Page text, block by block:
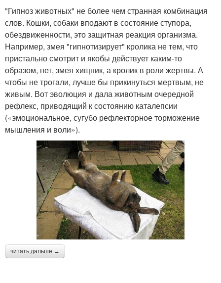
"Гипноз животных" не более чем странная комбинация
слов. Кошки, собаки вподают в состояние ступора,
обездвиженности, это защитная реакция организма.
Например, змея "гипнотизирует" кролика не тем, что
пристально смотрит и якобы действует каким-то
образом, нет, змея хищник, а кролик в роли жертвы. А
чтобы не трогали, лучше бы прикинуться мертвым, не
живым. Вот эволюция и дала животным очередной
рефлекс, приводящий к состоянию каталепсии
(«эмоциональное, сугубо рефлекторное торможение
мышления и воли»).
читать дальше →